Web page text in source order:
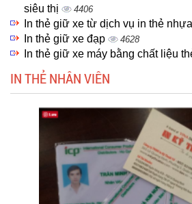
siêu thị
4406
In thẻ giữ xe từ dịch vụ in thẻ
In thẻ giữ xe đạp 4628
In thẻ giữ xe máy bằng chất liệu
IN THẺ NHÂN VIÊN